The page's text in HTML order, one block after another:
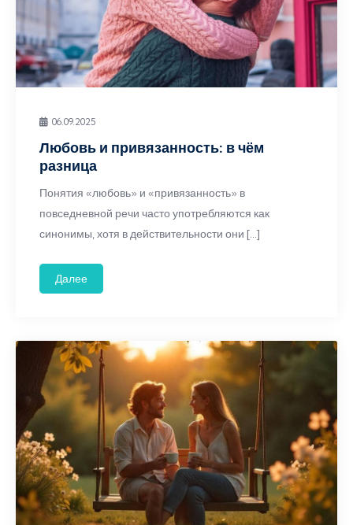
06.09.2025
Любовь и привязанность: в чём
разница
Понятия «любовь» и «привязанность» в
повседневной речи часто употребляются как
синонимы, хотя в действительности они […]
Далее